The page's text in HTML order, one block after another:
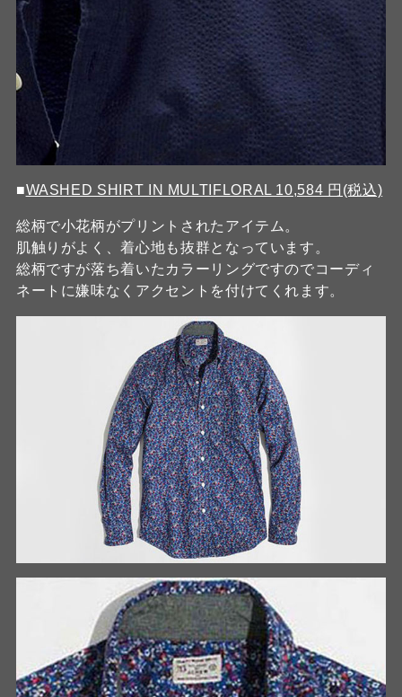
■WASHED SHIRT IN MULTIFLORAL 10,584 円(税込)
総柄で小花柄がプリントされたアイテム。
肌触りがよく、着心地も抜群となっています。
総柄ですが落ち着いたカラーリングですのでコーディ
ネートに嫌味なくアクセントを付けてくれます。